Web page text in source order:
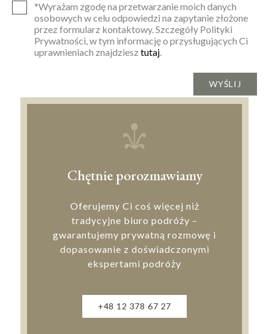
*Wyrażam zgodę na przetwarzanie moich danych
osobowych w celu odpowiedzi na zapytanie złożone
przez formularz kontaktowy. Szczegóły Polityki
Prywatności, w tym informację o przysługujących Ci
uprawnieniach znajdziesz tutaj.
Chętnie porozmawiamy
Oferujemy Ci coś więcej niż
tradycyjne biuro podróży –
gwarantujemy prywatną rozmowę i
dopasowanie z doświadczonymi
ekspertami podróży
+48 12 378 67 27